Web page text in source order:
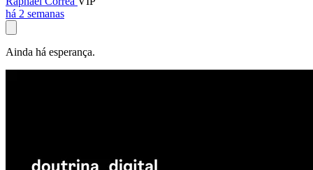
há 2 semanas
Ainda há esperança.